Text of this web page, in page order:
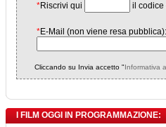
*Riscrivi qui il codice
*E-Mail (non viene resa pubblica):
Cliccando su Invia accetto "Informativa
I FILM OGGI IN PROGRAMMAZIONE: